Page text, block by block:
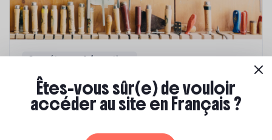
Compétences & formations
Comment se former à la transition écologique
Êtes-vous sûr(e) de vouloir
accéder au site en Français ?